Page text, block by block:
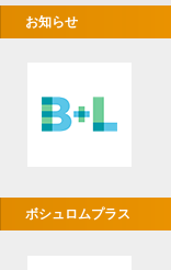
お知らせ
ボシュロムプラス